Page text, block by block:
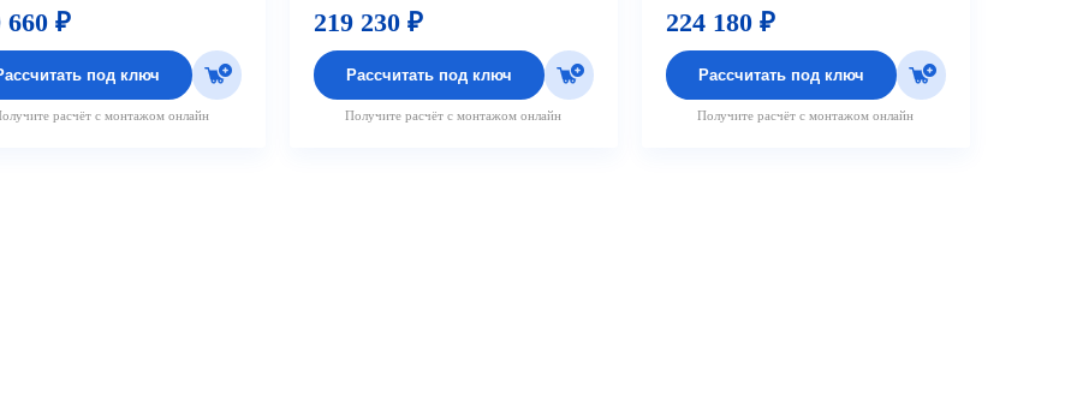
660 ₽
под ключ
расчёт с монтажом онлайн
219 230 ₽
Рассчитать под ключ
Получите расчёт с монтажом онлайн
224 180 ₽
Рассчитать под ключ
Получите расчёт с монтажом онлайн